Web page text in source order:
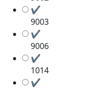
✔
9003
✔
9006
✔
1014
✔